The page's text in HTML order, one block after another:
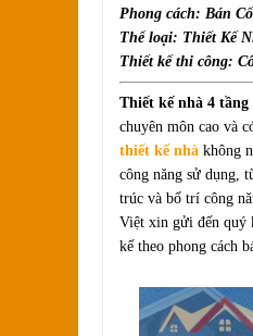
Phong cách: Bán
Thể loại: Thiết Kế
Thiết kế thi công:
Thiết kế nhà 4 tầng
chuyên môn cao và
thiết kế nhà không
công năng sử dụng,
trúc và bố trí công
Việt xin gửi đến quý
kế theo phong cách